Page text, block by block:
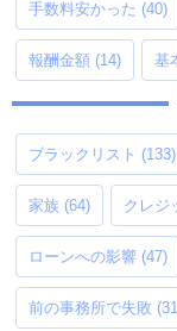
手数料安かった (40)
報酬金額 (14) 基
ブラックリスト (133)
家族 (64) クレジ
ローンへの影響 (47)
前の事務所で失敗